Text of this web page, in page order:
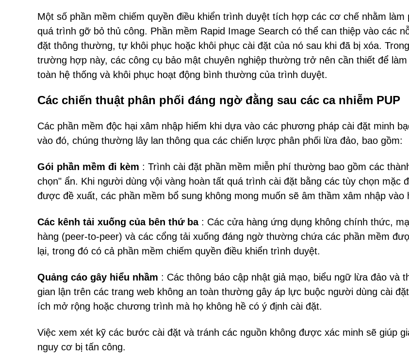
Một số phần mềm chiếm quyền điều khiển trình duyệt tích hợp các cơ chế nhằm làm
quá trình gỡ bỏ thủ công. Phần mềm Rapid Image Search có thể can thiệp vào các
đặt thông thường, tự khôi phục hoặc khôi phục cài đặt của nó sau khi đã bị xóa.
trường hợp này, các công cụ bảo mật chuyên nghiệp thường trở nên cần thiết để làm
toàn hệ thống và khôi phục hoạt động bình thường của trình duyệt.
Các chiến thuật phân phối đáng ngờ đằng sau các ca nhiễm PUP
Các phần mềm độc hại xâm nhập hiếm khi dựa vào các phương pháp cài đặt minh
vào đó, chúng thường lây lan thông qua các chiến lược phân phối lừa đảo, bao gồm:
Gói phần mềm đi kèm : Trình cài đặt phần mềm miễn phí thường bao gồm các
chọn" ẩn. Khi người dùng vội vàng hoàn tất quá trình cài đặt bằng các tùy chọn mặc
được đề xuất, các phần mềm bổ sung không mong muốn sẽ âm thầm xâm nhập vào
Các kênh tải xuống của bên thứ ba: Các cửa hàng ứng dụng không chính thức,
hàng (peer-to-peer) và các cổng tải xuống đáng ngờ thường chứa các phần mềm
lại, trong đó có cả phần mềm chiếm quyền điều khiển trình duyệt.
Quảng cáo gây hiểu nhầm : Các thông báo cập nhật giả mạo, biểu ngữ lừa đảo và
gian lận trên các trang web không an toàn thường gây áp lực buộc người dùng cài
ích mở rộng hoặc chương trình mà họ không hề có ý định cài đặt.
Việc xem xét kỹ các bước cài đặt và tránh các nguồn không được xác minh sẽ giúp
nguy cơ bị tấn công.